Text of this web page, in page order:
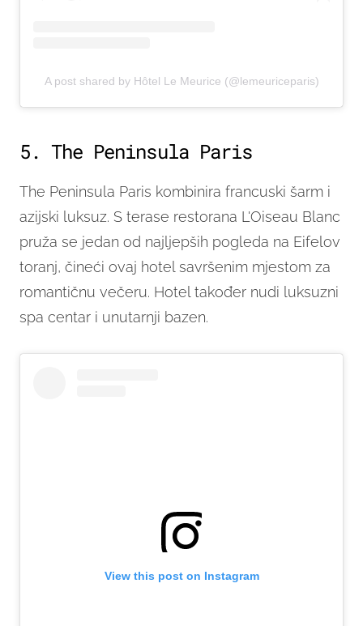
A post shared by Hôtel Le Meurice (@lemeuriceparis)
5. The Peninsula Paris
The Peninsula Paris kombinira francuski šarm i
azijski luksuz. S terase restorana L'Oiseau Blanc
pruža se jedan od najljepših pogleda na Eifelov
toranj, čineći ovaj hotel savršenim mjestom za
romantičnu večeru. Hotel također nudi luksuzni
spa centar i unutarnji bazen.
View this post on Instagram